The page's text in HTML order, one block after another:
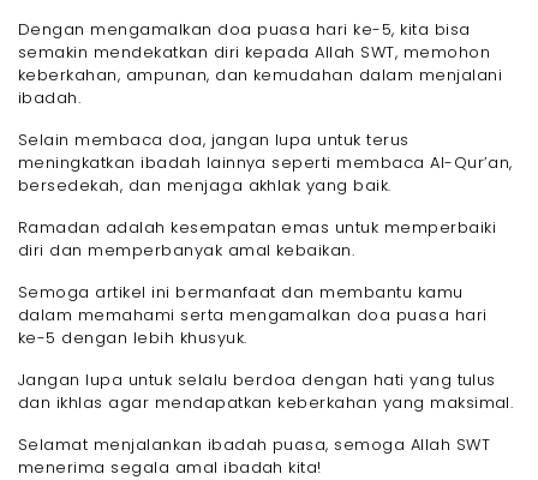
Dengan mengamalkan doa puasa hari ke-5, kita bisa
semakin mendekatkan diri kepada Allah SWT, memohon
keberkahan, ampunan, dan kemudahan dalam menjalani
ibadah.
Selain membaca doa, jangan lupa untuk terus
meningkatkan ibadah lainnya seperti membaca Al-Qur’an,
bersedekah, dan menjaga akhlak yang baik.
Ramadan adalah kesempatan emas untuk memperbaiki
diri dan memperbanyak amal kebaikan.
Semoga artikel ini bermanfaat dan membantu kamu
dalam memahami serta mengamalkan doa puasa hari
ke-5 dengan lebih khusyuk.
Jangan lupa untuk selalu berdoa dengan hati yang tulus
dan ikhlas agar mendapatkan keberkahan yang maksimal.
Selamat menjalankan ibadah puasa, semoga Allah SWT
menerima segala amal ibadah kita!